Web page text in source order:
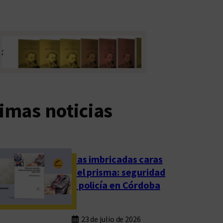
noticias
Las imbricadas caras
del prisma: seguridad
y policía en Córdoba
23 de julio de 2026